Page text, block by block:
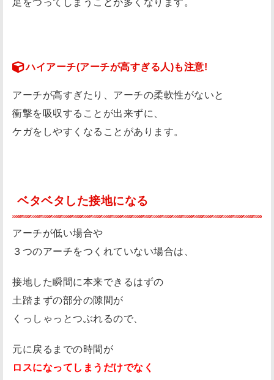
足をつってしまうことが多くなります。
ハイアーチ(アーチが高すぎる人)も注意!
アーチが高すぎたり、アーチの柔軟性がないと
衝撃を吸収することが出来ずに、
ケガをしやすくなることがあります。
ベタベタした接地になる
アーチが低い場合や
３つのアーチをつくれていない場合は、
接地した瞬間に本来できるはずの
土踏まずの部分の隙間が
くっしゃっとつぶれるので、
元に戻るまでの時間が
ロスになってしまうだけでなく